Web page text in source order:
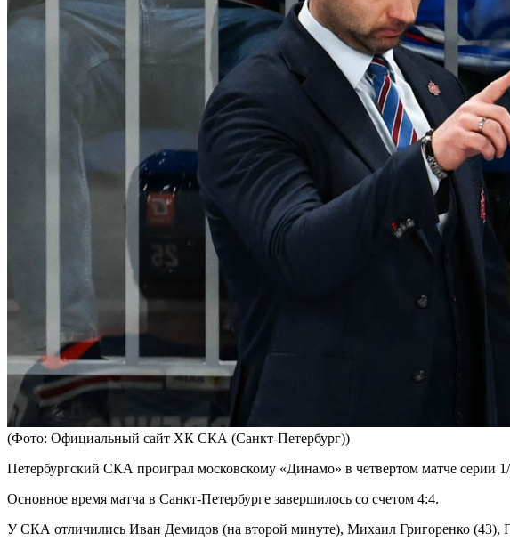
(Фото: Официальный сайт ХК СКА (Санкт-Петербург))
Петербургский СКА проиграл московскому «Динамо» в четвертом матче серии
Основное время матча в Санкт-Петербурге завершилось со счетом 4:4.
У СКА отличились Иван Демидов (на второй минуте), Михаил Григоренко (43),